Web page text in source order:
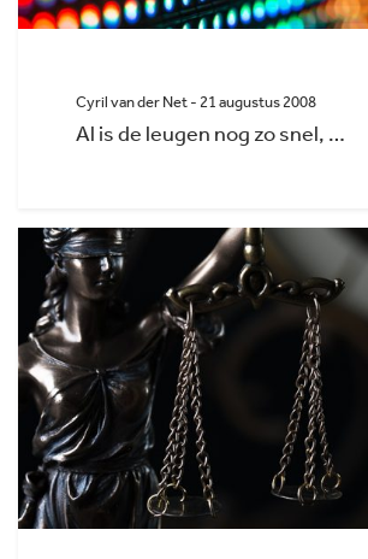
Cyril van der Net - 21 augustus 2008
Al is de leugen nog zo snel, …